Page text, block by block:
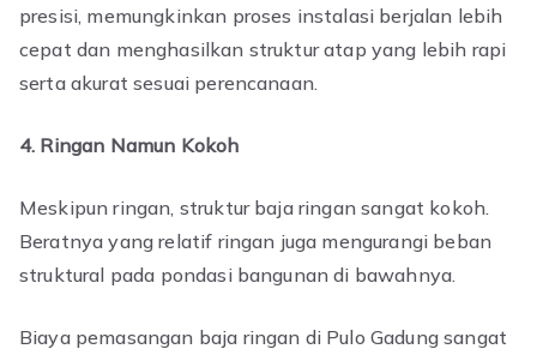
presisi, memungkinkan proses instalasi berjalan lebih
cepat dan menghasilkan struktur atap yang lebih rapi
serta akurat sesuai perencanaan.
4. Ringan Namun Kokoh
Meskipun ringan, struktur baja ringan sangat kokoh.
Beratnya yang relatif ringan juga mengurangi beban
struktural pada pondasi bangunan di bawahnya.
Biaya pemasangan baja ringan di Pulo Gadung sangat